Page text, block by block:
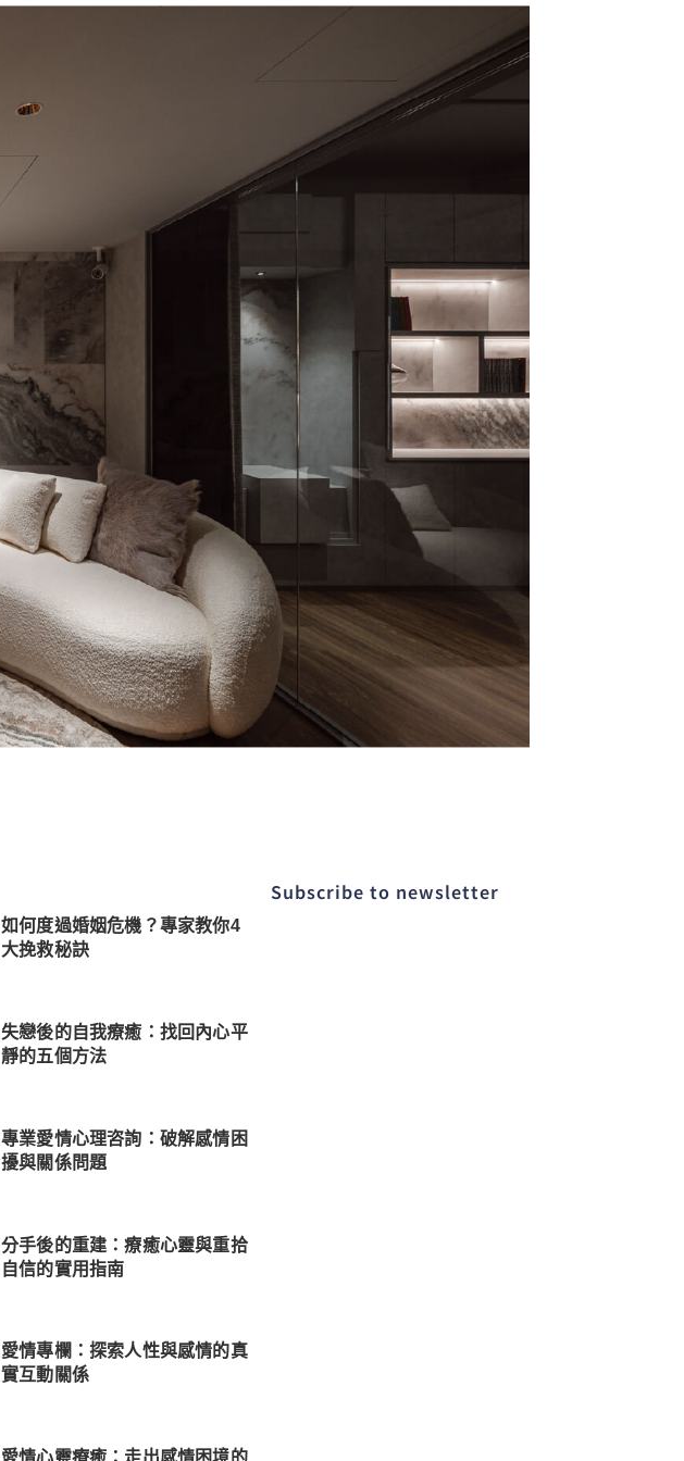
如何度過婚姻危機？專家教你4
大挽救秘訣
失戀後的自我療癒：找回內心平
靜的五個方法
專業愛情心理咨詢：破解感情困
擾與關係問題
分手後的重建：療癒心靈與重拾
自信的實用指南
愛情專欄：探索人性與感情的真
實互動關係
Subscribe to newsletter​